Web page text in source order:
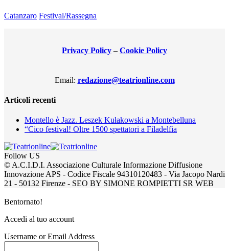
Catanzaro Festival/Rassegna
Privacy Policy – Cookie Policy
Email: redazione@teatrionline.com
Articoli recenti
Montello è Jazz. Leszek Kułakowski a Montebelluna
“Cico festival! Oltre 1500 spettatori a Filadelfia
Follow US
© A.C.I.D.I. Associazione Culturale Informazione Diffusione
Innovazione APS - Codice Fiscale 94310120483 - Via Jacopo Nardi
21 - 50132 Firenze - SEO BY SIMONE ROMPIETTI SR WEB
Bentornato!
Accedi al tuo account
Username or Email Address